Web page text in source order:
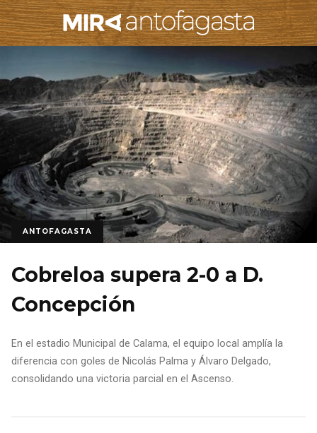
ANTOFAGASTA
Cobreloa supera 2-0 a D.
Concepción
En el estadio Municipal de Calama, el equipo local amplía la
diferencia con goles de Nicolás Palma y Álvaro Delgado,
consolidando una victoria parcial en el Ascenso.